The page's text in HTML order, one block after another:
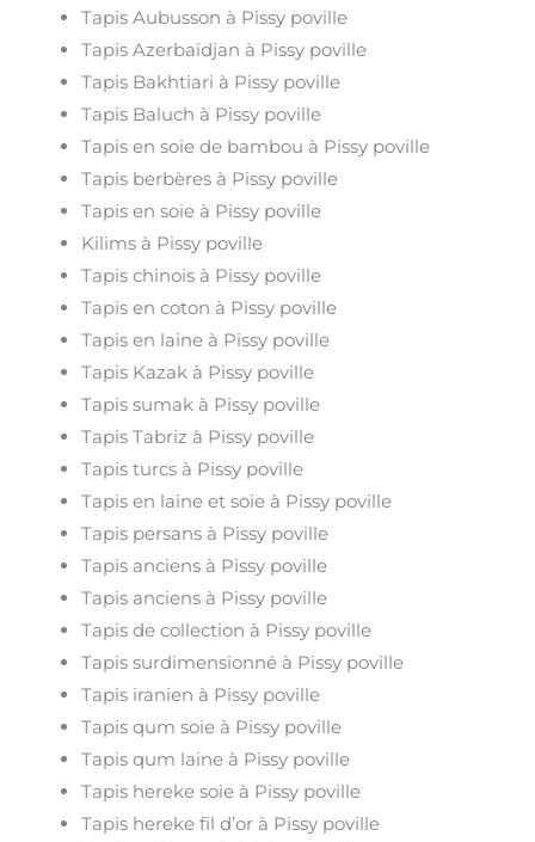
Tapis Aubusson à Pissy poville
Tapis Azerbaïdjan à Pissy poville
Tapis Bakhtiari à Pissy poville
Tapis Baluch à Pissy poville
Tapis en soie de bambou à Pissy poville
Tapis berbères à Pissy poville
Tapis en soie à Pissy poville
Kilims à Pissy poville
Tapis chinois à Pissy poville
Tapis en coton à Pissy poville
Tapis en laine à Pissy poville
Tapis Kazak à Pissy poville
Tapis sumak à Pissy poville
Tapis Tabriz à Pissy poville
Tapis turcs à Pissy poville
Tapis en laine et soie à Pissy poville
Tapis persans à Pissy poville
Tapis anciens à Pissy poville
Tapis anciens à Pissy poville
Tapis de collection à Pissy poville
Tapis surdimensionné à Pissy poville
Tapis iranien à Pissy poville
Tapis qum soie à Pissy poville
Tapis qum laine à Pissy poville
Tapis hereke soie à Pissy poville
Tapis hereke fil d’or à Pissy poville